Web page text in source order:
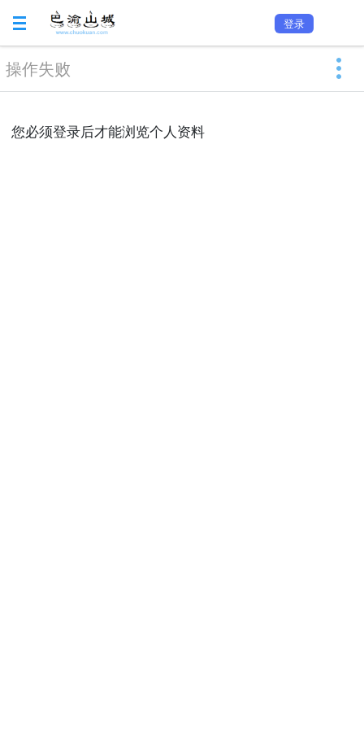
登录
操作失败
您必须登录后才能浏览个人资料